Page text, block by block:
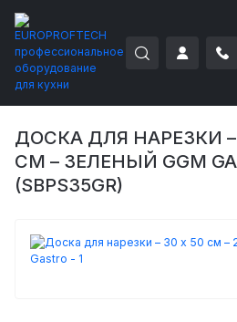
EUROPROFTECH
ДОСКА ДЛЯ НАРЕЗКИ –
СМ – ЗЕЛЕНЫЙ GGM
(SBPS35GR)